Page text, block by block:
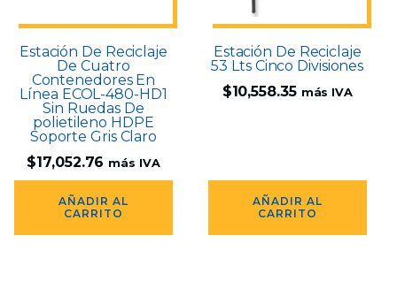
Estación De Reciclaje
De Cuatro
Contenedores En
Línea ECOL-480-HD1
Sin Ruedas De
polietileno HDPE
Soporte Gris Claro
$17,052.76 más IVA
AÑADIR AL
CARRITO
Estación De Reciclaje
53 Lts Cinco Divisiones
$10,558.35 más IVA
AÑADIR AL
CARRITO